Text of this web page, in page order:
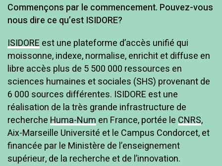
N
o
u
v
e
l
l
e
Commençons par le commencement. Pouvez-vous
nous dire ce qu’est ISIDORE?
ISIDOREest une plateforme d’accès unifié qui
moissonne, indexe, normalise, enrichit et diffuse en
libre accès plus de 5 500 000 ressources en
sciences humaines et sociales (SHS) provenant de
6 000 sources différentes. ISIDORE est une
réalisation de la très grande infrastructure de
rechercheHuma-Numen France, portée leCNRS,
Aix-Marseille Université et le Campus Condorcet, et
financée par le Ministère de l’enseignement
supérieur, de la recherche et de l’innovation.